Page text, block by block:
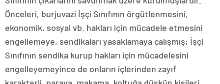
Önceleri, burjuvazi İşçi Sınıfının örgütlenmesini,
ekonomik, sosyal vb. hakları için mücadele etmesini
engellemeye, sendikaları yasaklamaya çalışmış; İşçi
Sınıfının sendika kurup hakları için mücadelesini
engelleyemeyince de onların içlerinden zayıf